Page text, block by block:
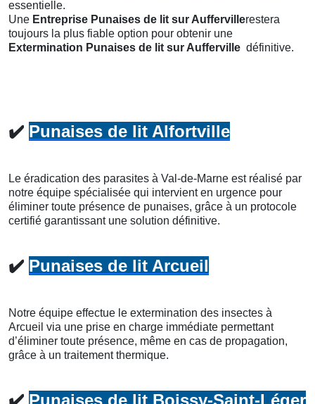
essentielle.
Une Entreprise Punaises de lit sur Auffervillerestera
toujours la plus fiable option pour obtenir une
Extermination Punaises de lit sur Aufferville définitive.
✔️ Punaises de lit Alfortville
Le éradication des parasites à Val-de-Marne est réalisé par
notre équipe spécialisée qui intervient en urgence pour
éliminer toute présence de punaises, grâce à un protocole
certifié garantissant une solution définitive.
✔️ Punaises de lit Arcueil
Notre équipe effectue le extermination des insectes à
Arcueil via une prise en charge immédiate permettant
d’éliminer toute présence, même en cas de propagation,
grâce à un traitement thermique.
✔️ Punaises de lit Boissy-Saint-Léger